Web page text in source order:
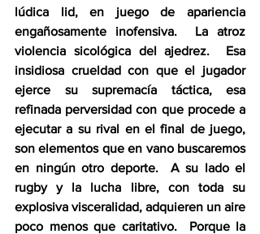
lúdica lid, en juego de apariencia
engañosamente inofensiva.  La atroz
violencia sicológica del ajedrez.  Esa
insidiosa crueldad con que el jugador
ejerce su supremacía táctica, esa
refinada perversidad con que procede a
ejecutar a su rival en el final de juego,
son elementos que en vano buscaremos
en ningún otro deporte.  A su lado el
rugby y la lucha libre, con toda su
explosiva visceralidad, adquieren un aire
poco menos que caritativo.  Porque la